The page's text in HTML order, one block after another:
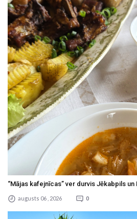
“Mājas kafejnīcas” ver durvis Jēkabpils
augusts 06 , 2026 0